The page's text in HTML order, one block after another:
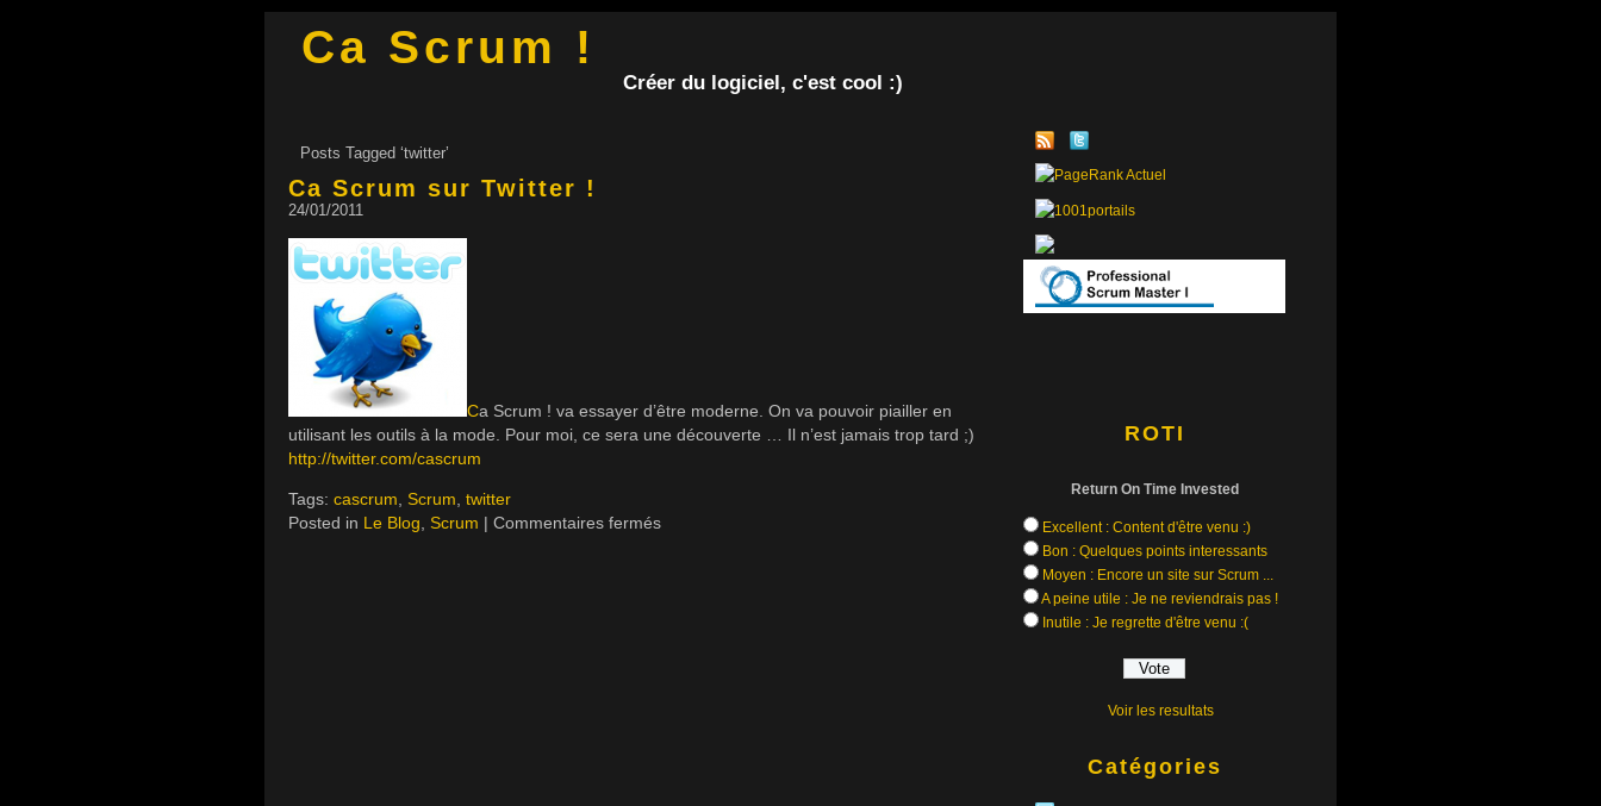
Ca Scrum !
Créer du logiciel, c'est cool :)
Posts Tagged ‘twitter’
Ca Scrum sur Twitter !
24/01/2011
Ca Scrum ! va essayer d’être moderne. On va pouvoir piailler en
utilisant les outils à la mode. Pour moi, ce sera une découverte … Il n’est jamais trop tard ;)
http://twitter.com/cascrum
Tags: cascrum Scrum twitter
Posted in Le Blog Scrum | Commentaires fermés
ROTI
Return On Time Invested
Excellent : Content d'être venu :)
Bon : Quelques points interessants
Moyen : Encore un site sur Scrum ...
A peine utile : Je ne reviendrais pas !
Inutile : Je regrette d'être venu :(
Voir les resultats
Catégories